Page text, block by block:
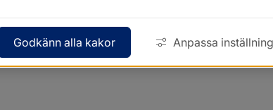
Godkänn alla kakor Anpassa